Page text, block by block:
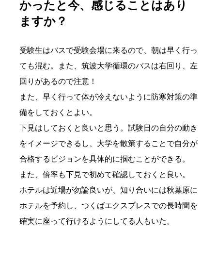
かったと今、感じることはあり
ますか？
受験生はバスで受験会場に来るので、朝は早く行っ
ても混む。また、筑波大学循環のバスは右回り、左
回りがあるので注意！
また、早く行って体が冷えないように防寒対策の準
備をしておくとよい。
下見はしておくと良いと思う。試験日の自分の動き
をイメージできるし、大学を散策することで自分が
合格するビジョンを具体的に掴むことができる。
また、倍率も下見で初めて確認しておくと良い。
ホテルは近場が勿論良いが、知り合いには秋葉原に
ホテルを予約し、つくばエクスプレスでの長時間を
確実に座って行けるようにしてる人もいた。